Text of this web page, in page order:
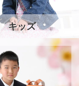
キッズ